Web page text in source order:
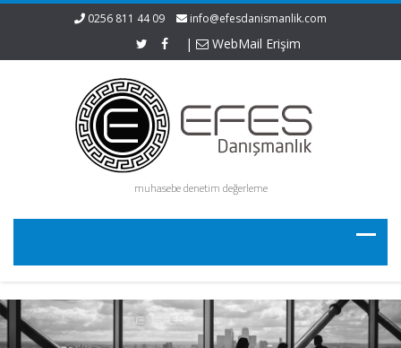
0256 811 44 09 info@efesdanismanlik.com
| WebMail Erişim
muhasebe denetim değerleme